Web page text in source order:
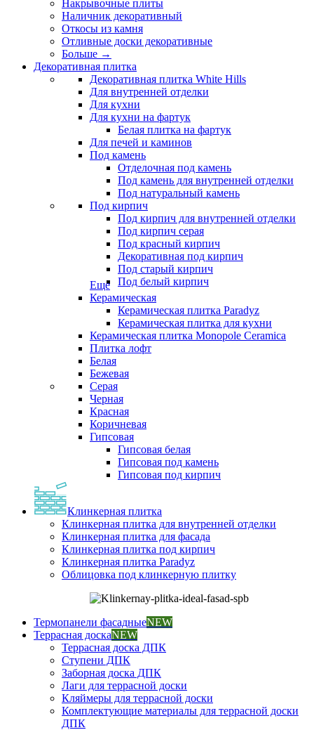
Накрывочные плиты
Наличник декоративный
Откосы из камня
Отливные доски декоративные
Больше →
Декоративная плитка
Декоративная плитка White Hills
Для внутренней отделки
Для кухни
Для кухни на фартук
Белая плитка на фартук
Для печей и каминов
Под камень
Отделочная под камень
Под камень для внутренней отделки
Под натуральный камень
Под кирпич
Под кирпич для внутренней отделки
Под кирпич серая
Под красный кирпич
Декоративная под кирпич
Под старый кирпич
Под белый кирпич
Еще
Керамическая
Керамическая плитка Paradyz
Керамическая плитка для кухни
Керамическая плитка Monopole Ceramica
Плитка лофт
Белая
Бежевая
Серая
Черная
Красная
Коричневая
Гипсовая
Гипсовая белая
Гипсовая под камень
Гипсовая под кирпич
Клинкерная плитка
Клинкерная плитка для внутренней отделки
Клинкерная плитка для фасада
Клинкерная плитка под кирпич
Клинкерная плитка Paradyz
Облицовка под клинкерную плитку
Термопанели фасадныеNEW
Террасная доскаNEW
Террасная доска ДПК
Ступени ДПК
Заборная доска ДПК
Лаги для террасной доски
Кляймеры для террасной доски
Комплектующие материалы для террасной доски
ДПК